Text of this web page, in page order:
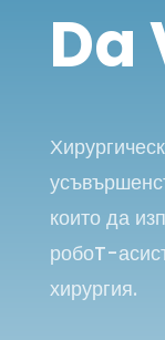
Da
които да
робоT-
хирургия.